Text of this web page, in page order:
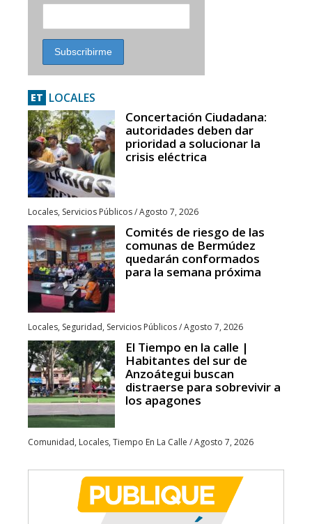
ET LOCALES
Concertación Ciudadana:
autoridades deben dar
prioridad a solucionar la
crisis eléctrica
Locales, Servicios Públicos/Agosto 7, 2026
Comités de riesgo de las
comunas de Bermúdez
quedarán conformados
para la semana próxima
Locales, Seguridad, Servicios Públicos/Agosto 7, 2026
El Tiempo en la calle |
Habitantes del sur de
Anzoátegui buscan
distraerse para sobrevivir a
los apagones
Comunidad, Locales, Tiempo En La Calle /Agosto 7, 2026